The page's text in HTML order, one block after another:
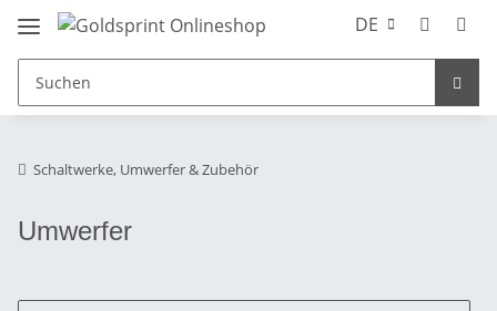
DE
Schaltwerke, Umwerfer & Zubehör
Umwerfer